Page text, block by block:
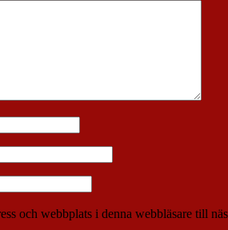
och webbplats i denna webbläsare till